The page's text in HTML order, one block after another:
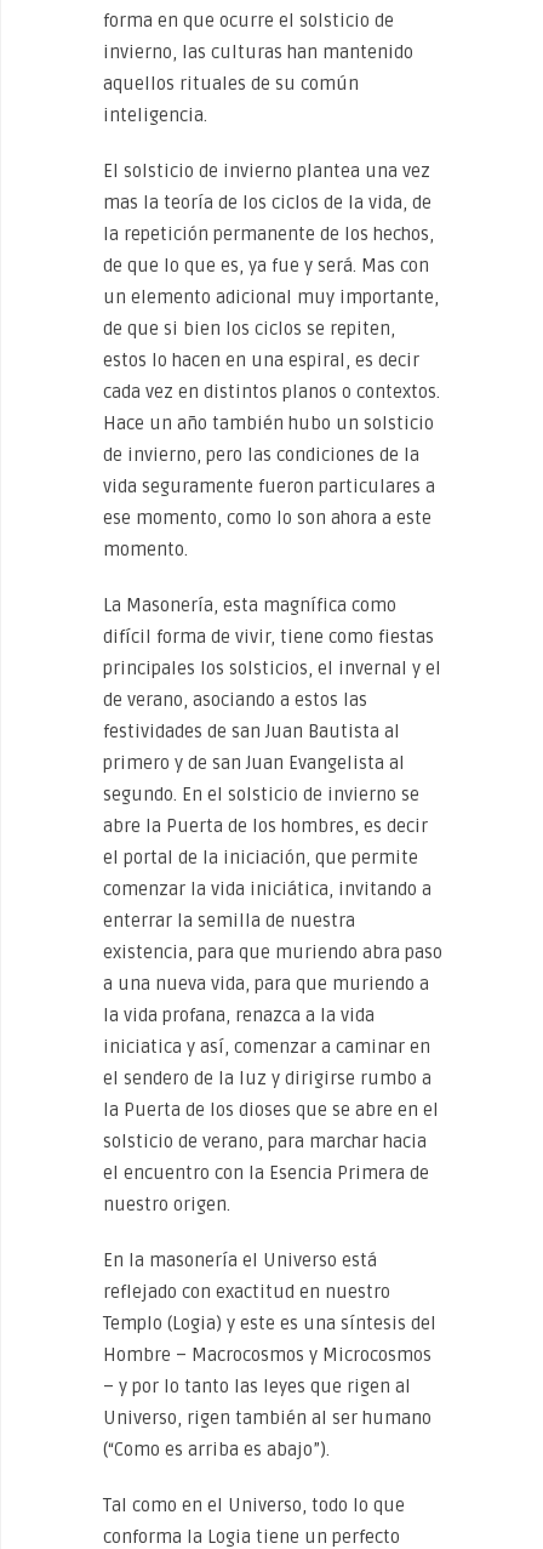
forma en que ocurre el solsticio de
invierno, las culturas han mantenido
aquellos rituales de su común
inteligencia.
El solsticio de invierno plantea una vez
mas la teoría de los ciclos de la vida, de
la repetición permanente de los hechos,
de que lo que es, ya fue y será. Mas con
un elemento adicional muy importante,
de que si bien los ciclos se repiten,
estos lo hacen en una espiral, es decir
cada vez en distintos planos o contextos.
Hace un año también hubo un solsticio
de invierno, pero las condiciones de la
vida seguramente fueron particulares a
ese momento, como lo son ahora a este
momento.
La Masonería, esta magnífica como
difícil forma de vivir, tiene como fiestas
principales los solsticios, el invernal y el
de verano, asociando a estos las
festividades de san Juan Bautista al
primero y de san Juan Evangelista al
segundo. En el solsticio de invierno se
abre la Puerta de los hombres, es decir
el portal de la iniciación, que permite
comenzar la vida iniciática, invitando a
enterrar la semilla de nuestra
existencia, para que muriendo abra paso
a una nueva vida, para que muriendo a
la vida profana, renazca a la vida
iniciatica y así, comenzar a caminar en
el sendero de la luz y dirigirse rumbo a
la Puerta de los dioses que se abre en el
solsticio de verano, para marchar hacia
el encuentro con la Esencia Primera de
nuestro origen.
En la masonería el Universo está
reflejado con exactitud en nuestro
Templo (Logia) y este es una síntesis del
Hombre – Macrocosmos y Microcosmos
– y por lo tanto las leyes que rigen al
Universo, rigen también al ser humano
(“Como es arriba es abajo”).
Tal como en el Universo, todo lo que
conforma la Logia tiene un perfecto